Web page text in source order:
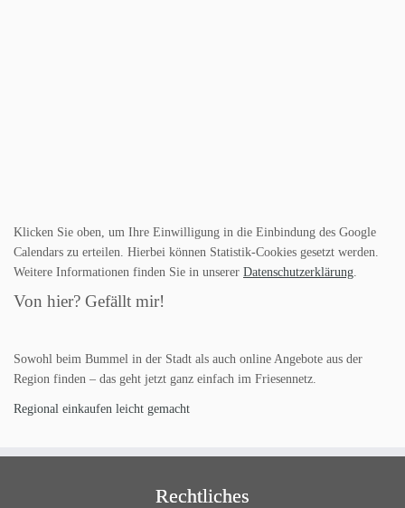
Klicken Sie oben, um Ihre Einwilligung in die Einbindung des Google
Calendars zu erteilen. Hierbei können Statistik-Cookies gesetzt werden.
Weitere Informationen finden Sie in unserer Datenschutzerklärung.
Von hier? Gefällt mir!
Sowohl beim Bummel in der Stadt als auch online Angebote aus der
Region finden – das geht jetzt ganz einfach im Friesennetz.
Regional einkaufen leicht gemacht
Rechtliches